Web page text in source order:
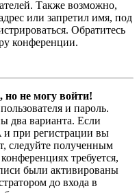
Также возможно,
или запретил имя, под
Обратитесь
конференции.
но не могу войти!
и пароль.
два варианта. Если
и при регистрации вы
следуйте полученным
требуется,
были активированы
до входа в